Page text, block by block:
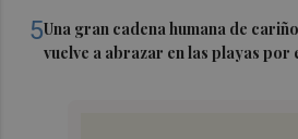
5Una gran cadena humana de
vuelve a abrazar en las playas por